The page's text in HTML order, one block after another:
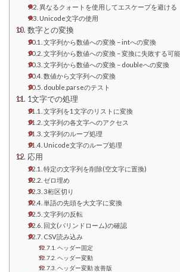
異なるクォートを使用してエスケープを避ける
Unicode文字の使用
数字との変換
文字列から数値への変換 – intへの変換
文字列から数値への変換 – 変換に失敗する可
文字列から数値への変換 – doubleへの変換
数値から文字列への変換
double.parseのテスト
1文字での処理
文字列を1文字のリストに変換
文字列の各文字へのアクセス
文字列のループ処理
Unicode文字のループ処理
応用
特定の文字列を削除(空文字に置換)
ゼロ埋め
3桁区切り
単語の先頭を大文字に変換
文字列の反転
回文(パリンドローム)の確認
CSV読み込み
ヘッダー固定
ヘッダー変動
ヘッダー変動 改善版